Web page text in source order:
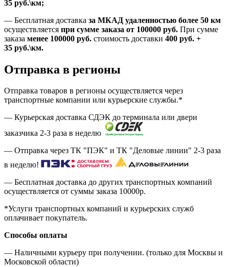
35 руб.\км;
— Бесплатная доставка за МКАД удаленностью более 50 км
осуществляется при сумме заказа от 100000 руб. При сумме
заказа менее 100000 руб. стоимость доставки 400 руб. +
35 руб.\км.
Отправка в регионы
Отправка товаров в регионы осуществляется через
транспортные компании или курьерские службы.*
— Курьерская доставка СДЭК до терминала или двери
заказчика 2-3 раза в неделю
— Отправка через ТК "ПЭК" и ТК "Деловые линии" 2-3 раза
в неделю!
— Бесплатная доставка до других транспортных компаний
осуществляется от суммы заказа 10000р.
*Услуги транспортных компаний и курьерских служб
оплачивает покупатель.
Способы оплаты
— Наличными курьеру при получении. (только для Москвы и
Московской области)